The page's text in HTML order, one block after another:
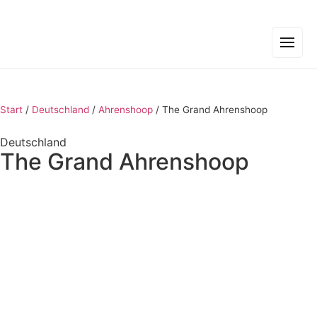
Start / Deutschland / Ahrenshoop / The Grand Ahrenshoop
Deutschland
The Grand Ahrenshoop